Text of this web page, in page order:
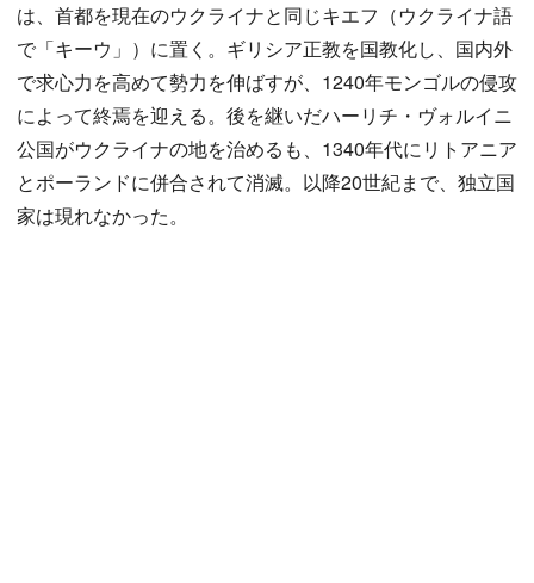
は、首都を現在のウクライナと同じキエフ（ウクライナ語
で「キーウ」）に置く。ギリシア正教を国教化し、国内外
で求心力を高めて勢力を伸ばすが、1240年モンゴルの侵攻
によって終焉を迎える。後を継いだハーリチ・ヴォルイニ
公国がウクライナの地を治めるも、1340年代にリトアニア
とポーランドに併合されて消滅。以降20世紀まで、独立国
家は現れなかった。